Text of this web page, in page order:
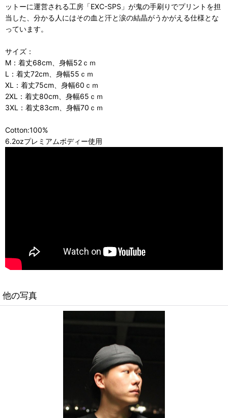
ットーに運営される工房「EXC-SPS」が鬼の手刷りでプリントを担
当した、分かる人にはその血と汗と涙の結晶がうかがえる仕様とな
っています。
サイズ：
M：着丈68cm、身幅52ｃｍ
L：着丈72cm、身幅55ｃｍ
XL：着丈75cm、身幅60ｃｍ
2XL：着丈80cm、身幅65ｃｍ
3XL：着丈83cm、身幅70ｃｍ
Cotton:100%
6.2ozプレミアムボディー使用
他の写真